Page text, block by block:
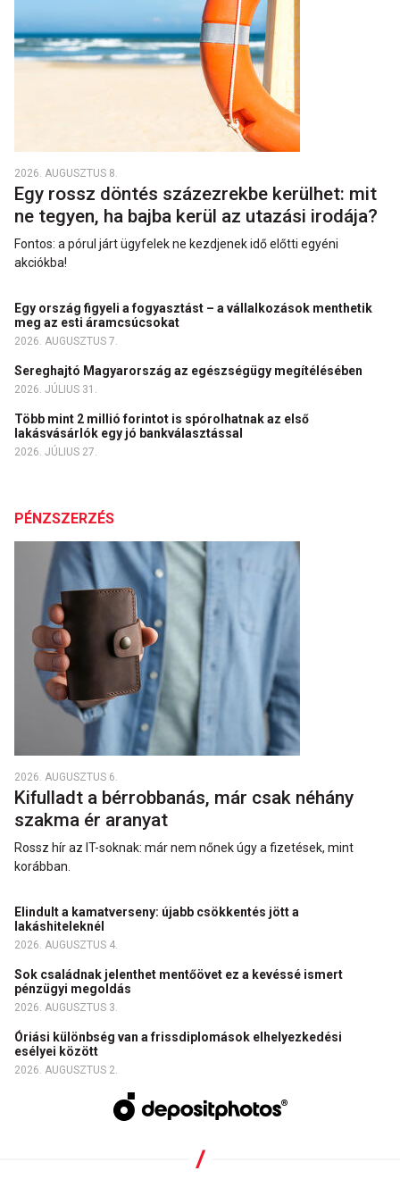
2026. AUGUSZTUS 8.
Egy rossz döntés százezrekbe kerülhet: mit
ne tegyen, ha bajba kerül az utazási irodája?
Fontos: a pórul járt ügyfelek ne kezdjenek idő előtti egyéni
akciókba!
Egy ország figyeli a fogyasztást – a vállalkozások menthetik
meg az esti áramcsúcsokat
2026. AUGUSZTUS 7.
Sereghajtó Magyarország az egészségügy megítélésében
2026. JÚLIUS 31.
Több mint 2 millió forintot is spórolhatnak az első
lakásvásárlók egy jó bankválasztással
2026. JÚLIUS 27.
PÉNZSZERZÉS
2026. AUGUSZTUS 6.
Kifulladt a bérrobbanás, már csak néhány
szakma ér aranyat
Rossz hír az IT-soknak: már nem nőnek úgy a fizetések, mint
korábban.
Elindult a kamatverseny: újabb csökkentés jött a
lakáshiteleknél
2026. AUGUSZTUS 4.
Sok családnak jelenthet mentőövet ez a kevéssé ismert
pénzügyi megoldás
2026. AUGUSZTUS 3.
Óriási különbség van a frissdiplomások elhelyezkedési
esélyei között
2026. AUGUSZTUS 2.